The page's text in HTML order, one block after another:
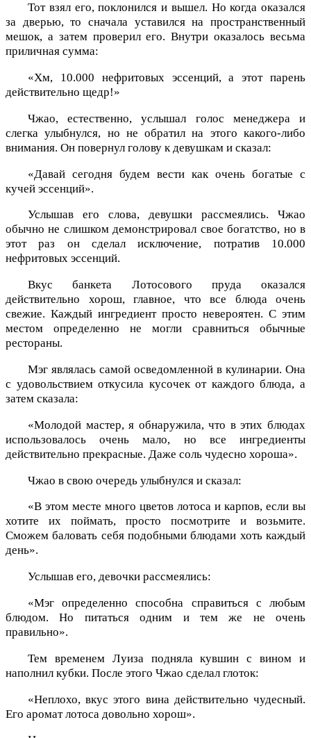
Тот взял его, поклонился и вышел. Но когда оказался
за дверью, то сначала уставился на пространственный
мешок, а затем проверил его. Внутри оказалось весьма
приличная сумма:
«Хм, 10.000 нефритовых эссенций, а этот парень
действительно щедр!»
Чжао, естественно, услышал голос менеджера и
слегка улыбнулся, но не обратил на этого какого-либо
внимания. Он повернул голову к девушкам и сказал:
«Давай сегодня будем вести как очень богатые с
кучей эссенций».
Услышав его слова, девушки рассмеялись. Чжао
обычно не слишком демонстрировал свое богатство, но в
этот раз он сделал исключение, потратив 10.000
нефритовых эссенций.
Вкус банкета Лотосового пруда оказался
действительно хорош, главное, что все блюда очень
свежие. Каждый ингредиент просто невероятен. С этим
местом определенно не могли сравниться обычные
рестораны.
Мэг являлась самой осведомленной в кулинарии. Она
с удовольствием откусила кусочек от каждого блюда, а
затем сказала:
«Молодой мастер, я обнаружила, что в этих блюдах
использовалось очень мало, но все ингредиенты
действительно прекрасные. Даже соль чудесно хороша».
Чжао в свою очередь улыбнулся и сказал:
«В этом месте много цветов лотоса и карпов, если вы
хотите их поймать, просто посмотрите и возьмите.
Сможем баловать себя подобными блюдами хоть каждый
день».
Услышав его, девочки рассмеялись:
«Мэг определенно способна справиться с любым
блюдом. Но питаться одним и тем же не очень
правильно».
Тем временем Луиза подняла кувшин с вином и
наполнил кубки. После этого Чжао сделал глоток:
«Неплохо, вкус этого вина действительно чудесный.
Его аромат лотоса довольно хорош».